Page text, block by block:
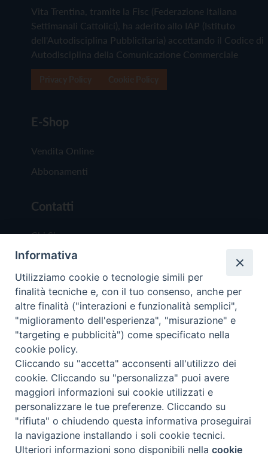
Vita Trentina, tramite la Fisc (Federazione Italiana
Settimanali Cattolici), ha aderito allo IAP (Istituto
dell'Autodisciplina Pubblicitaria) accettando il Codice di
Autodisciplina della Comunicazione Commerciale
E-Shop
Vendita Online
Abbonamenti
Contatti
Chi Siamo
Redazione
Scrivici
Copyright © 2019 - Tutti i diritti riservati - Vita
Trentina Editrice
Privacy Policy
Torna
Preferenze Cookie
Informativa
Utilizziamo cookie o tecnologie simili per
finalità tecniche e, con il tuo consenso, anche per
altre finalità ("interazioni e funzionalità semplici",
"miglioramento dell'esperienza", "misurazione" e
"targeting e pubblicità") come specificato nella
cookie policy.
Cliccando su "accetta" acconsenti all'utilizzo dei
cookie. Cliccando su "personalizza" puoi avere
maggiori informazioni sui cookie utilizzati e
personalizzare le tue preferenze. Cliccando su
"rifiuta" o chiudendo questa informativa proseguirai
la navigazione installando i soli cookie tecnici.
Ulteriori informazioni sono disponibili nellacookie